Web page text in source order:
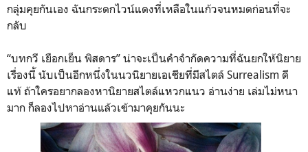
กลุ่มคุยกันเอง ฉันกระดกไวน์แดงที่เหลือในแก้วจนหมดก่อนที่จะ
กลับ
“บทกวี เยือกเย็น พิสดาร” น่าจะเป็นคำจำกัดความที่ฉันยกให้นิยาย
เรื่องนี้ นับเป็นอีกหนึ่งในนวนิยายเอเชียที่มีสไตล์ Surrealism ดี
แท้ ถ้าใครอยากลองหานิยายสไตล์แหวกแนว อ่านง่าย เล่มไม่หนา
มาก ก็ลองไปหาอ่านแล้วเข้ามาคุยกันนะ